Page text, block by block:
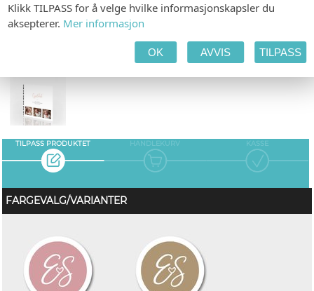
TILPASS PRODUKTET HANDLEKURV KASSE
FARGEVALG/VARIANTER
Klikk TILPASS for å velge hvilke informasjonskapsler du
aksepterer. Mer informasjon
OK AVVIS TILPASS